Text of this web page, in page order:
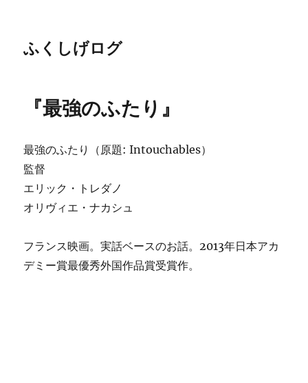
ふくしげログ
『最強のふたり』
最強のふたり（原題: Intouchables）
監督
エリック・トレダノ
オリヴィエ・ナカシュ
フランス映画。実話ベースのお話。2013年日本アカ
デミー賞最優秀外国作品賞受賞作。